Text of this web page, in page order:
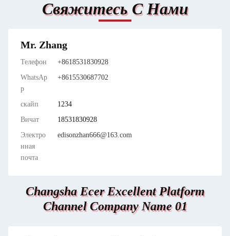
Свяжитесь С Нами
Mr. Zhang
Телефон
+8618531830928
WhatsAp
p
+8615530687702
скайп
1234
Вичат
18531830928
Электро
нная
почта
edisonzhan666@163.com
Changsha Ecer Excellent Platform
Channel Company Name 01